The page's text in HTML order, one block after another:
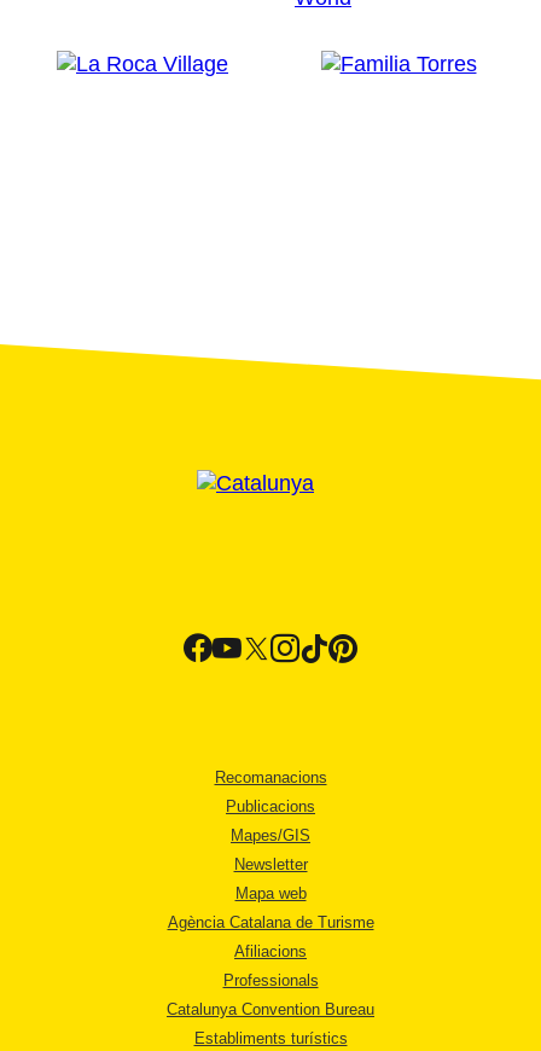
Recomanacions
Publicacions
Mapes/GIS
Newsletter
Mapa web
Agència Catalana de Turisme
Afiliacions
Professionals
Catalunya Convention Bureau
Establiments turístics